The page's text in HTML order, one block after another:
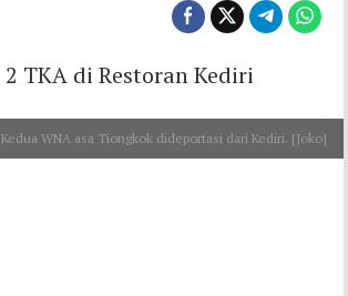
Kedua WNA asa Tiongkok dideportasi dari Kediri. [Joko]